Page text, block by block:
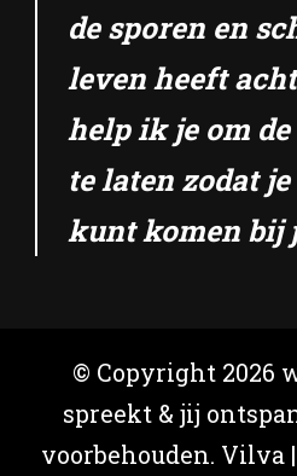
de sporen en
leven heeft
help ik je om
te laten zodat
kunt komen bij
© Copyright 2026
spreekt & jij
voorbehouden. Vilva